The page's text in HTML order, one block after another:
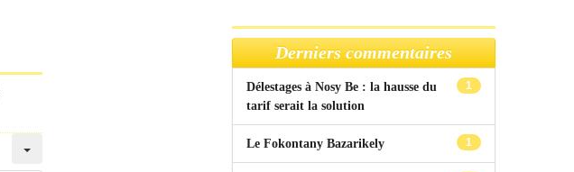
Derniers commentaires
1
Délestages à Nosy Be : la hausse du
tarif serait la solution
1
Le Fokontany Bazarikely